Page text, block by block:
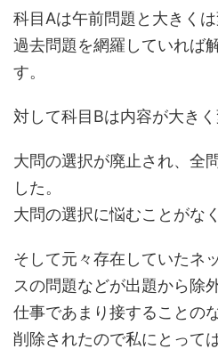
科目Aは午前問題と大きくは
過去問題を網羅していれば
す。
対して科目Bは内容が大きく
大問の選択が廃止され、全
した。
大問の選択に悩むことがな
そして元々存在していたネ
スの問題などが出題から除
仕事であまり接することの
削除されたので私にとって